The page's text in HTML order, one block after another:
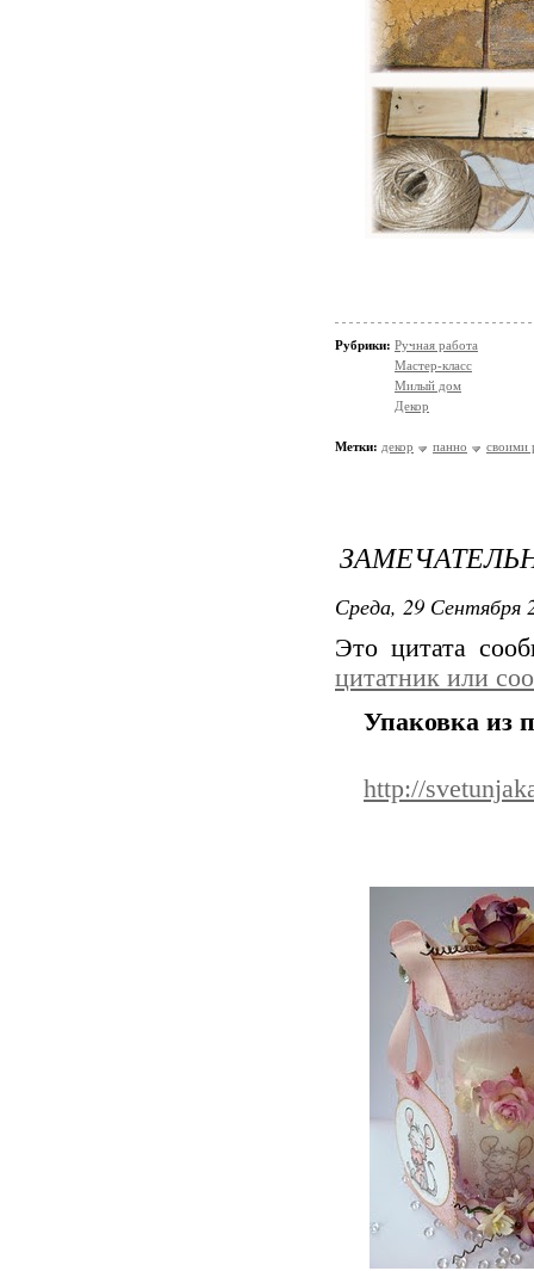
Рубрики: Ручная работа
Мастер-класс
Милый дом
Декор
Метки: декор панно своими
Среда, 29 Сентября
Это цитата
цитатник или
Упаковка из
http://